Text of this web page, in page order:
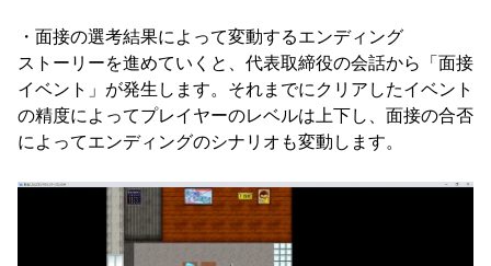
・面接の選考結果によって変動するエンディング
ストーリーを進めていくと、代表取締役の会話から「面接
イベント」が発生します。それまでにクリアしたイベント
の精度によってプレイヤーのレベルは上下し、面接の合否
によってエンディングのシナリオも変動します。